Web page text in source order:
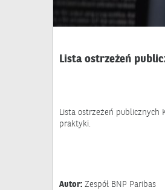
Lista ostrzeżeń
Lista ostrzeżeń publicznych
praktyki.
Autor: Zespół BNP Paribas